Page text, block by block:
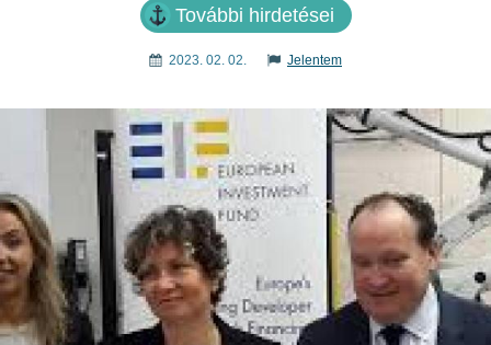
További hirdetései
2023. 02. 02. Jelentem